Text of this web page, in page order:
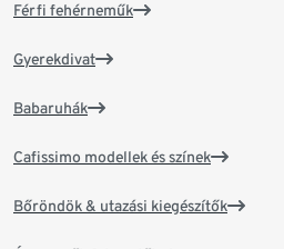
Férfi fehérneműk
Gyerekdivat
Babaruhák
Cafissimo modellek és színek
Bőröndök & utazási kiegészítők